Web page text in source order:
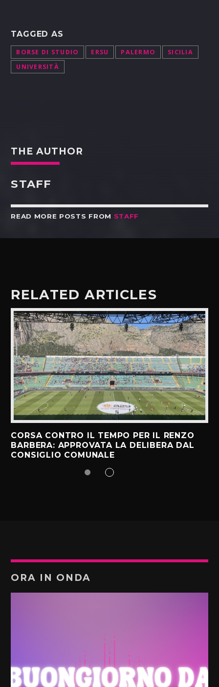
TAGGED AS
BORSE DI STUDIO ERSU PALERMO
SICILIA
UNIVERSITÀ
THE AUTHOR
STAFF
READ MORE POSTS FROM STAFF
RELATED ARTICLES
CORSA CONTRO IL TEMPO PER IL RENZO
BARBERA: APPROVATA LA DELIBERA DAL
CONSIGLIO COMUNALE
ORA IN ONDA